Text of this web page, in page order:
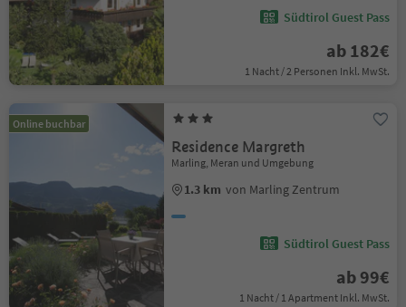
Südtirol Guest Pass
ab 182€
1 Nacht / 2 Personen Inkl. MwSt.
Online buchbar
Residence Margreth
Marling, Meran und Umgebung
1.3 km von Marling Zentrum
Südtirol Guest Pass
ab 99€
1 Nacht / 1 Apartment Inkl. MwSt.